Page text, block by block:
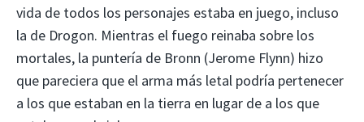
vida de todos los personajes estaba en juego, incluso
la de Drogon. Mientras el fuego reinaba sobre los
mortales, la puntería de Bronn (Jerome Flynn) hizo
que pareciera que el arma más letal podría pertenecer
a los que estaban en la tierra en lugar de a los que